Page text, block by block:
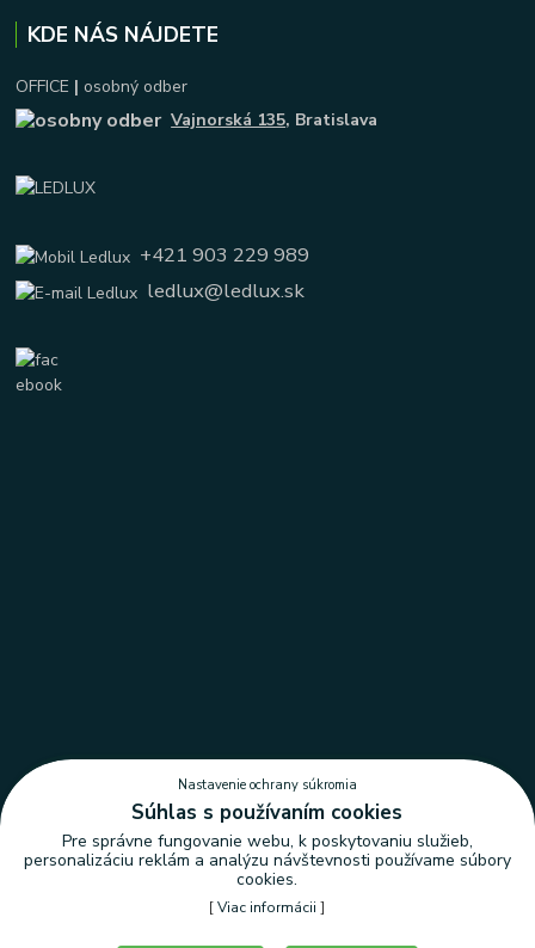
KDE NÁS NÁJDETE
OFFICE | osobný odber
Vajnorská 135, Bratislava
+421 903 229 989
ledlux@ledlux.sk
Nastavenie ochrany súkromia
Súhlas s používaním cookies
Pre správne fungovanie webu, k poskytovaniu služieb,
personalizáciu reklám a analýzu návštevnosti používame súbory
cookies.
[Viac informácii ]